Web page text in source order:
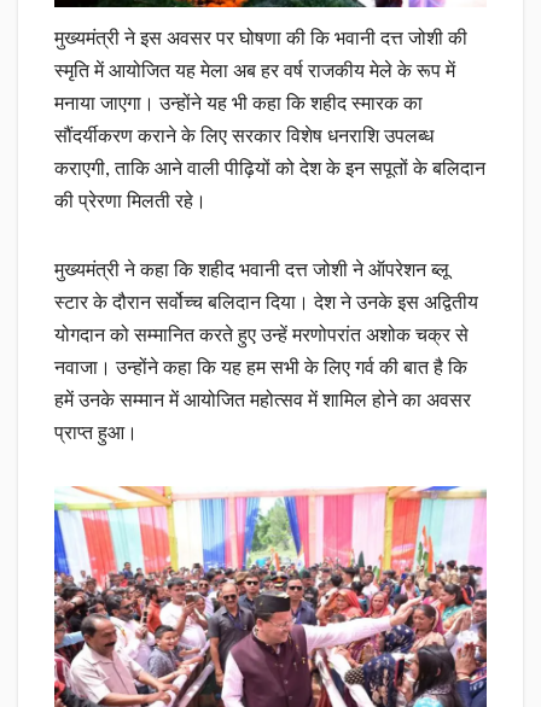
मुख्यमंत्री ने इस अवसर पर घोषणा की कि भवानी दत्त जोशी की
स्मृति में आयोजित यह मेला अब हर वर्ष राजकीय मेले के रूप में
मनाया जाएगा। उन्होंने यह भी कहा कि शहीद स्मारक का
सौंदर्यीकरण कराने के लिए सरकार विशेष धनराशि उपलब्ध
कराएगी, ताकि आने वाली पीढ़ियों को देश के इन सपूतों के बलिदान
की प्रेरणा मिलती रहे।
मुख्यमंत्री ने कहा कि शहीद भवानी दत्त जोशी ने ऑपरेशन ब्लू
स्टार के दौरान सर्वोच्च बलिदान दिया। देश ने उनके इस अद्वितीय
योगदान को सम्मानित करते हुए उन्हें मरणोपरांत अशोक चक्र से
नवाजा। उन्होंने कहा कि यह हम सभी के लिए गर्व की बात है कि
हमें उनके सम्मान में आयोजित महोत्सव में शामिल होने का अवसर
प्राप्त हुआ।